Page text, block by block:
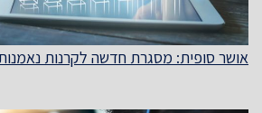
אושר סופית: מסגרת חדשה לקרנות